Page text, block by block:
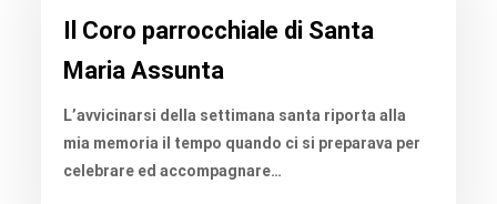
Il Coro parrocchiale di Santa
Maria Assunta
L’avvicinarsi della settimana santa riporta alla
mia memoria il tempo quando ci si preparava per
celebrare ed accompagnare…